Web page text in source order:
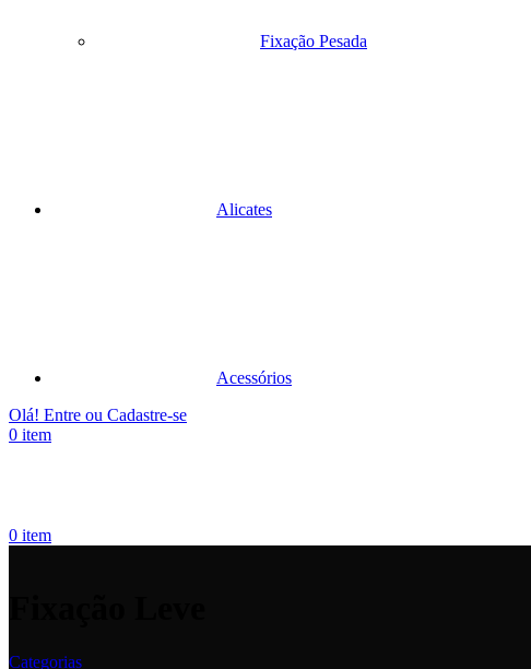
Fixação Pesada
Alicates
Acessórios
Olá! Entre ou Cadastre-se
0 item
0 item
Categorias